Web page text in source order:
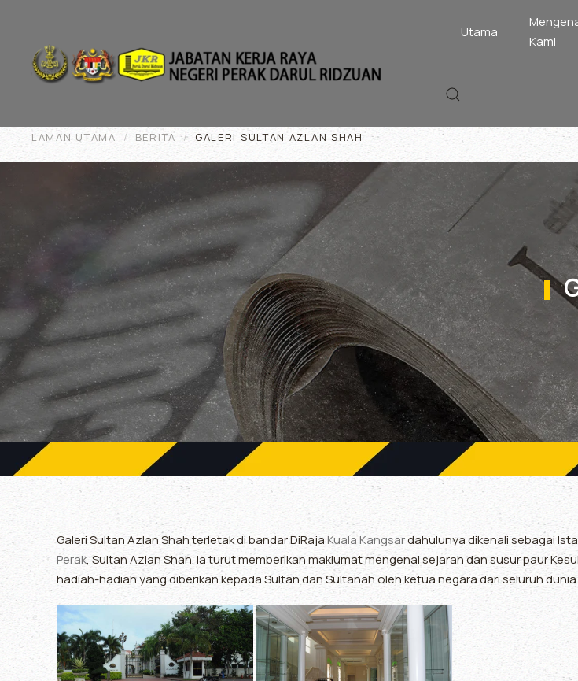
Utama
Kami
LAMAN UTAMA BERITA GALERI SULTAN AZLAN SHAH
Galeri Sultan Azlan Shah terletak di bandar DiRajaKuala Kangsardahulunya dikenali sebagai
Perak, Sultan Azlan Shah. Ia turut memberikan maklumat mengenai sejarah dan susur paur
hadiah-hadiah yang diberikan kepada Sultan dan Sultanah oleh ketua negara dari seluruh dunia.